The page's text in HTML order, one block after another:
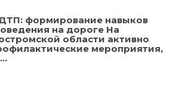
формирование навыков
на дороге На
области активно
мероприятия,